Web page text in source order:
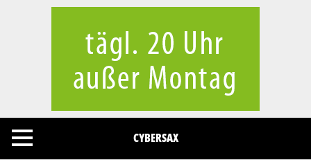
CYBERSAX
Cookies management panel